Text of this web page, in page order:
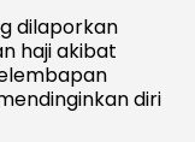
dilaporkan
haji akibat
diri